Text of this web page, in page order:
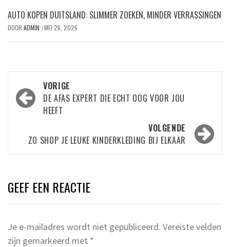
AUTO KOPEN DUITSLAND: SLIMMER ZOEKEN, MINDER VERRASSINGEN
DOOR ADMIN /MEI 26, 2026
Bericht
navigatie
VORIGE
DE AFAS EXPERT DIE ECHT OOG VOOR JOU
HEEFT
VOLGENDE
ZO SHOP JE LEUKE KINDERKLEDING BIJ ELKAAR
GEEF EEN REACTIE
Je e-mailadres wordt niet gepubliceerd. Vereiste velden
zijn gemarkeerd met *